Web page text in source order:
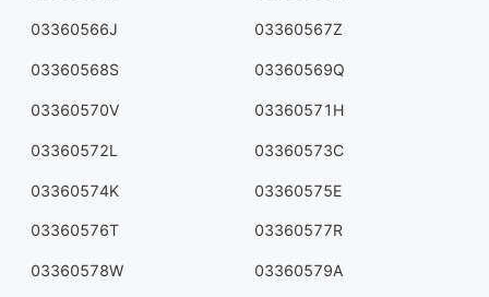
03360566J 03360567Z
03360568S 03360569Q
03360570V 03360571H
03360572L 03360573C
03360574K 03360575E
03360576T 03360577R
03360578W 03360579A